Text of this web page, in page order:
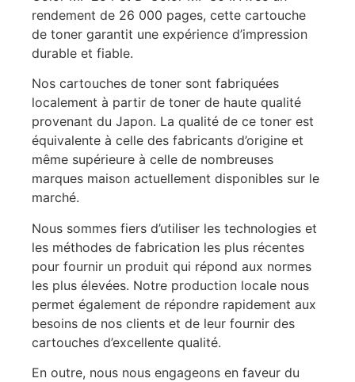
rendement de 26 000 pages, cette cartouche
de toner garantit une expérience d’impression
durable et fiable.
Nos cartouches de toner sont fabriquées
localement à partir de toner de haute qualité
provenant du Japon. La qualité de ce toner est
équivalente à celle des fabricants d’origine et
même supérieure à celle de nombreuses
marques maison actuellement disponibles sur le
marché.
Nous sommes fiers d’utiliser les technologies et
les méthodes de fabrication les plus récentes
pour fournir un produit qui répond aux normes
les plus élevées. Notre production locale nous
permet également de répondre rapidement aux
besoins de nos clients et de leur fournir des
cartouches d’excellente qualité.
En outre, nous nous engageons en faveur du